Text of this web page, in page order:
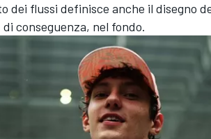
dei flussi definisce anche il disegno
conseguenza, nel fondo.